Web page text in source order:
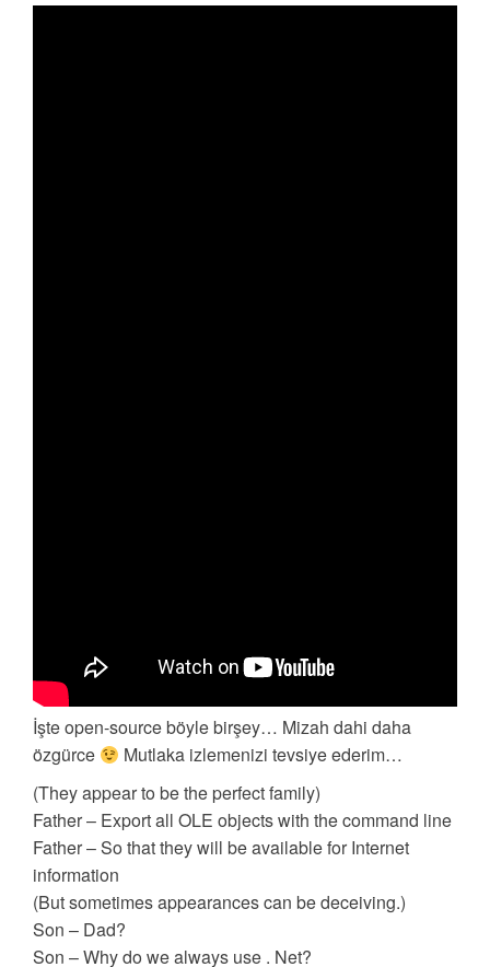
İşte open-source böyle birşey… Mizah dahi daha
özgürce
Mutlaka izlemenizi tevsiye ederim…
(They appear to be the perfect family)
Father – Export all OLE objects with the command line
Father – So that they will be available for Internet
information
(But sometimes appearances can be deceiving.)
Son – Dad?
Son – Why do we always use . Net?